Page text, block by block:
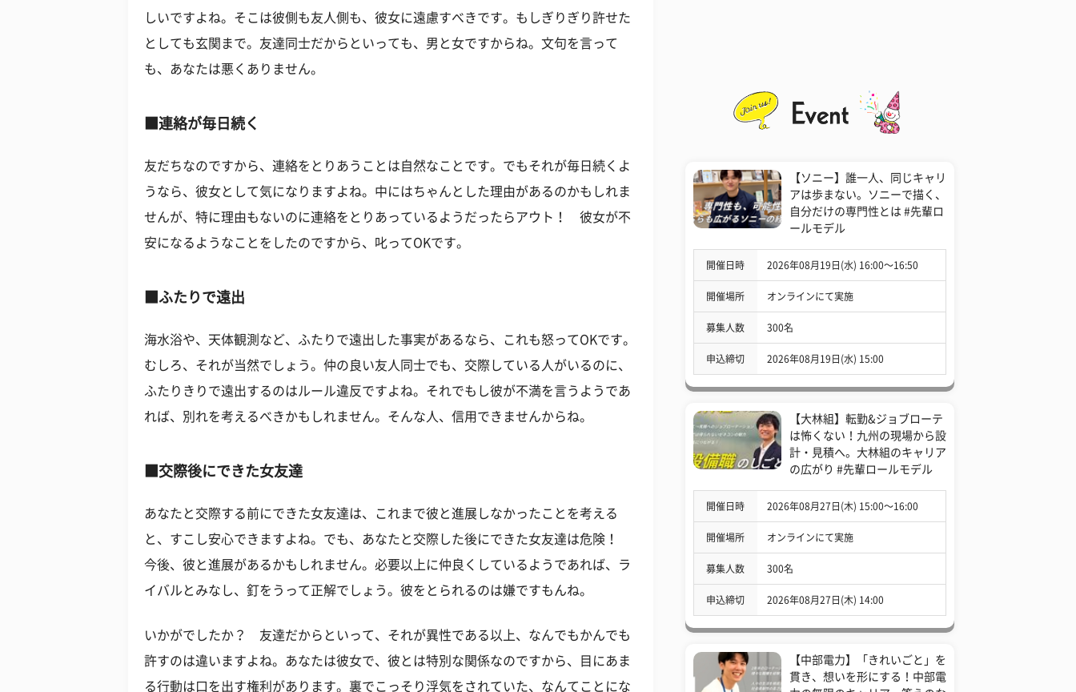
しいですよね。そこは彼側も友人側も、彼女に遠慮すべきです。もしぎりぎり許せた
としても玄関まで。友達同士だからといっても、男と女ですからね。文句を言って
も、あなたは悪くありません。
連絡が毎日続く
友だちなのですから、連絡をとりあうことは自然なことです。でもそれが毎日続くよ
うなら、彼女として気になりますよね。中にはちゃんとした理由があるのかもしれま
せんが、特に理由もないのに連絡をとりあっているようだったらアウト！ 彼女が不
安になるようなことをしたのですから、叱ってOKです。
ふたりで遠出
海水浴や、天体観測など、ふたりで遠出した事実があるなら、これも怒ってOKです。
むしろ、それが当然でしょう。仲の良い友人同士でも、交際している人がいるのに、
ふたりきりで遠出するのはルール違反ですよね。それでもし彼が不満を言うようであ
れば、別れを考えるべきかもしれません。そんな人、信用できませんからね。
交際後にできた女友達
あなたと交際する前にできた女友達は、これまで彼と進展しなかったことを考える
と、すこし安心できますよね。でも、あなたと交際した後にできた女友達は危険！
今後、彼と進展があるかもしれません。必要以上に仲良くしているようであれば、ラ
イバルとみなし、釘をうって正解でしょう。彼をとられるのは嫌ですもんね。
いかがでしたか？ 友達だからといって、それが異性である以上、なんでもかんでも
許すのは違いますよね。あなたは彼女で、彼とは特別な関係なのですから、目にあま
る行動は口を出す権利があります。裏でこっそり浮気をされていた、なんてことにな
【ソニー】誰一人、同じキャリ
アは歩まない。ソニーで描く、
自分だけの専門性とは #先輩ロ
ールモデル
開催日時 2026年08月19日(水) 16:00〜16:50
開催場所 オンラインにて実施
募集人数 300名
申込締切 2026年08月19日(水) 15:00
【大林組】転勤&ジョブローテ
は怖くない！九州の現場から設
計・見積へ。大林組のキャリア
の広がり #先輩ロールモデル
開催日時 2026年08月27日(木) 15:00〜16:00
開催場所 オンラインにて実施
募集人数 300名
申込締切 2026年08月27日(木) 14:00
【中部電力】「きれいごと」を
貫き、想いを形にする！中部電